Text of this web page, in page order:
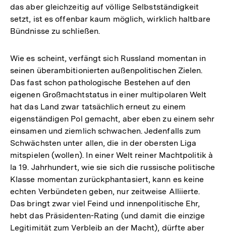
das aber gleichzeitig auf völlige Selbstständigkeit
setzt, ist es offenbar kaum möglich, wirklich haltbare
Bündnisse zu schließen.
Wie es scheint, verfängt sich Russland momentan in
seinen überambitionierten außenpolitischen Zielen.
Das fast schon pathologische Bestehen auf den
eigenen Großmachtstatus in einer multipolaren Welt
hat das Land zwar tatsächlich erneut zu einem
eigenständigen Pol gemacht, aber eben zu einem sehr
einsamen und ziemlich schwachen. Jedenfalls zum
Schwächsten unter allen, die in der obersten Liga
mitspielen (wollen). In einer Welt reiner Machtpolitik à
la 19. Jahrhundert, wie sie sich die russische politische
Klasse momentan zurückphantasiert, kann es keine
echten Verbündeten geben, nur zeitweise Alliierte.
Das bringt zwar viel Feind und innenpolitische Ehr,
hebt das Präsidenten-Rating (und damit die einzige
Legitimität zum Verbleib an der Macht), dürfte aber